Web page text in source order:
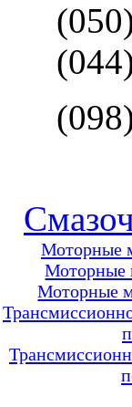
Моторные
Моторные
Моторные